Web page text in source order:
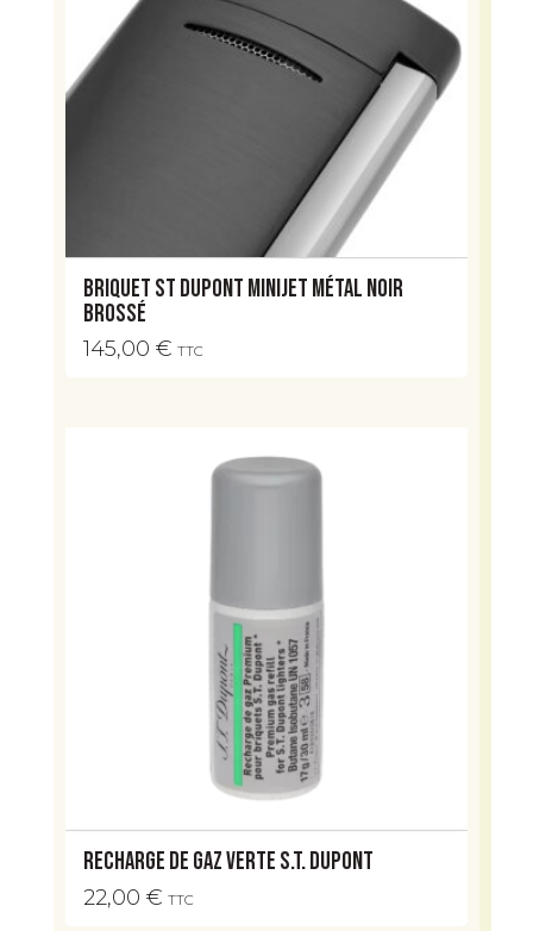
Briquet ST Dupont MiniJet Métal Noir
Brossé
145,00 € TTC
Recharge de gaz verte S.T. Dupont
22,00 € TTC